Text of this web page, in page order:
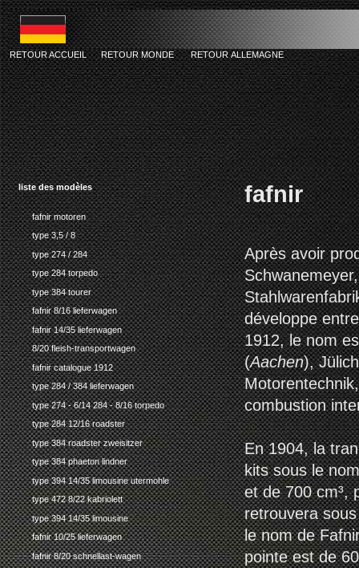
liste des modèles
fafnir motoren
type 3,5 / 8
type 274 / 284
type 284 torpedo
type 384 tourer
fafnir 8/16 lieferwagen
fafnir 14/35 lieferwagen
8/20 fleish-transportwagen
fafnir catalogue 1912
type 284 / 384 lieferwagen
type 274 - 6/14 284 - 8/16 torpedo
type 284 12/16 roadster
type 384 roadster zweisitzer
type 384 phaeton lindner
type 394 14/35 limousine utermohle
type 472 8/22 kabriolett
type 394 14/35 limousine
fafnir 10/25 lieferwagen
fafnir 8/20 schnellast-wagen
fafnir
Après avoir
développe
1912, le nom
(Aachen),
combustion
En 1904, la
kits sous le
et de 700 cm³,
retrouvera
le nom de
pointe est de
RETOUR ACCUEIL RETOUR MONDE RETOUR ALLEMAGNE